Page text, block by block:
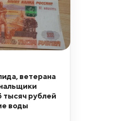
ветерана
тысяч рублей
воды